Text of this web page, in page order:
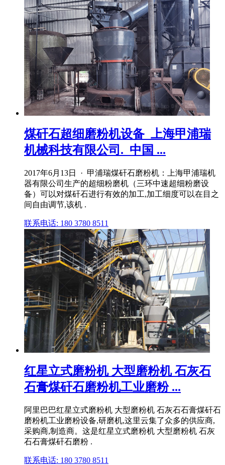
煤矸石超细磨粉机设备_上海甲浦瑞
机械科技有限公司._中国 ...
2017年6月13日 · 甲浦瑞煤矸石磨粉机：上海甲浦瑞机
器有限公司生产的超细粉磨机（三环中速超细粉磨设
备）可以对煤矸石进行有效的加工,加工细度可以在目之
间自由调节,该机 .
联系电话: 180 3780 8511
红星立式磨粉机 大型磨粉机 石灰石
石膏煤矸石磨粉机工业磨粉 ...
阿里巴巴红星立式磨粉机 大型磨粉机 石灰石石膏煤矸石
磨粉机工业磨粉设备,研磨机,这里云集了众多的供应商,
采购商,制造商。这是红星立式磨粉机 大型磨粉机 石灰
石石膏煤矸石磨粉 .
联系电话: 180 3780 8511